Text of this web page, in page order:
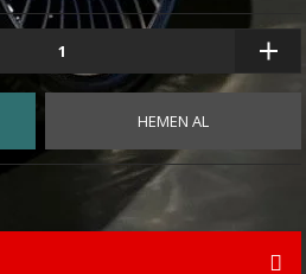
HEMEN AL